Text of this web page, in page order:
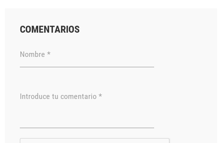
COMENTARIOS
Nombre *
Introduce tu comentario *